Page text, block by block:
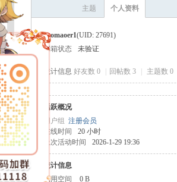
主题 个人资料
zuomaoer1(UID: 27691)
邮箱状态
未验证
统计信息 好友数 0 回帖数 3 主题数 0
活跃概况
用户组 注册会员
在线时间
20 小时
上次活动时间
2026-1-29 19:36
统计信息
已用空间
0 B